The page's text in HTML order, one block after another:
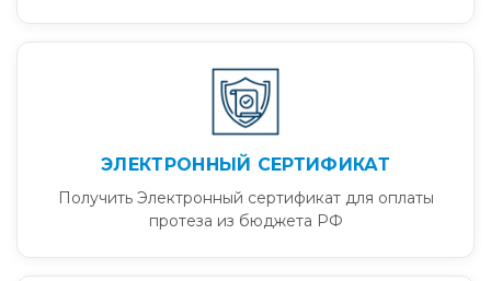
ЭЛЕКТРОННЫЙ СЕРТИФИКАТ
Получить Электронный сертификат для оплаты
протеза из бюджета РФ